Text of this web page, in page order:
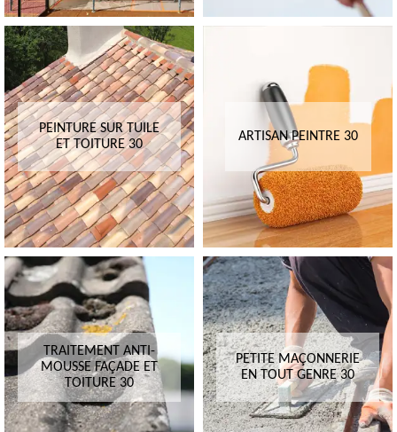
PEINTURE SUR TUILE
ET TOITURE 30
ARTISAN PEINTRE 30
TRAITEMENT ANTI-
MOUSSE FAÇADE ET
TOITURE 30
PETITE MAÇONNERIE
EN TOUT GENRE 30